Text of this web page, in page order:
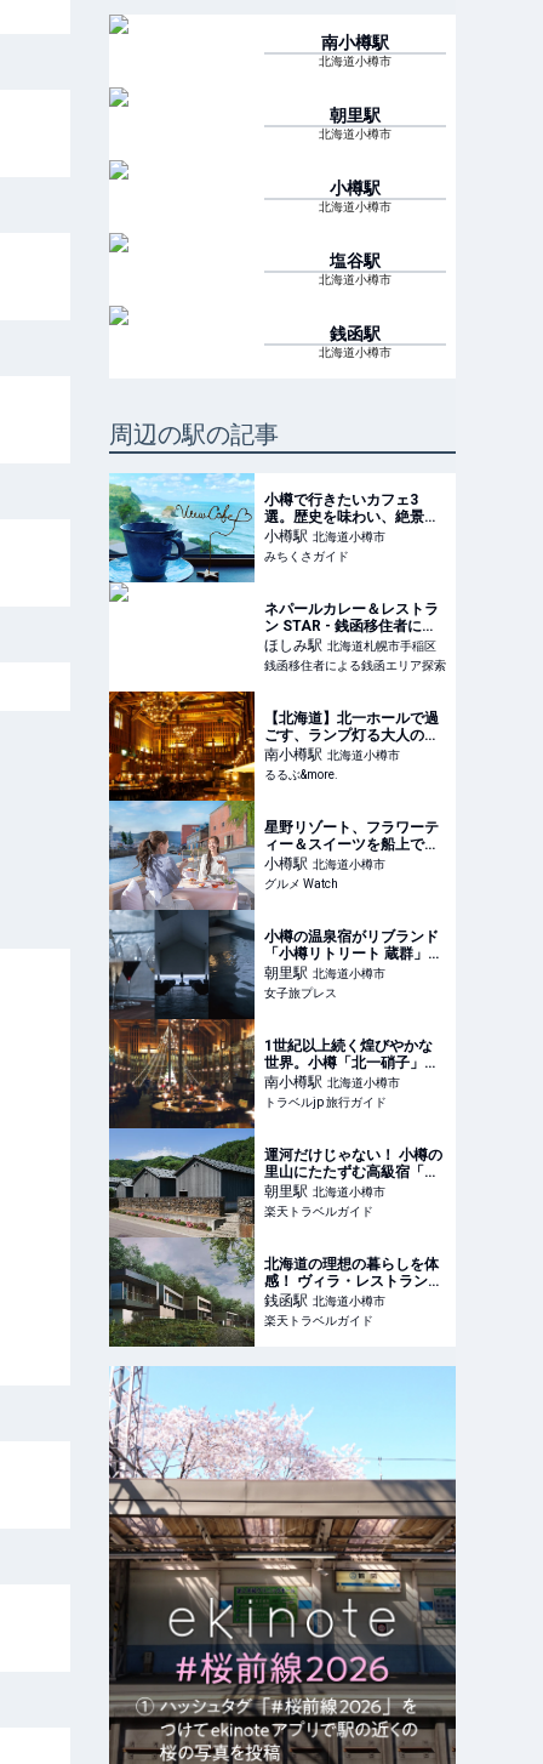
南小樽駅
北海道小樽市
朝里駅
北海道小樽市
小樽駅
北海道小樽市
塩谷駅
北海道小樽市
銭函駅
北海道小樽市
周辺の駅の記事
小樽で行きたいカフェ3
選。歴史を味わい、絶景を
満喫 - みちくさガイド
小樽駅 北海道小樽市
みちくさガイド
ネパールカレー＆レストラ
ン STAR - 銭函移住者によ
る銭函エリア探索
ほしみ駅 北海道札幌市手稲区
銭函移住者による銭函エリア探索
【北海道】北一ホールで過
ごす、ランプ灯る大人のカ
フェ時間｜小樽｜るるぶ
&more.
南小樽駅 北海道小樽市
るるぶ&more.
星野リゾート、フラワーテ
ィー＆スイーツを船上で楽
しむ「小樽運河アフタヌー
ンティークルージング」を
OMO5小樽で提供
小樽駅 北海道小樽市
グルメ Watch
小樽の温泉宿がリブランド
「小樽リトリート 蔵群」酵
素風呂や貸切温泉を新
設、“醸す”思想を体感 - 女
子旅プレス
朝里駅 北海道小樽市
女子旅プレス
1世紀以上続く煌びやかな
世界。小樽「北一硝子」の
ガラス細工の魅力 | 北海道 |
トラベルjp 旅行ガイド
南小樽駅 北海道小樽市
トラベルjp 旅行ガイド
運河だけじゃない！ 小樽の
里山にたたずむ高級宿「小
樽旅亭 蔵群」の再生プロジ
ェクトが始動 【楽天トラベ
ル】
朝里駅 北海道小樽市
楽天トラベルガイド
北海道の理想の暮らしを体
感！ ヴィラ・レストラン・
ショップ・アトリエが集う
滞在型複合施設「山郷」
【楽天トラベル】
銭函駅 北海道小樽市
楽天トラベルガイド